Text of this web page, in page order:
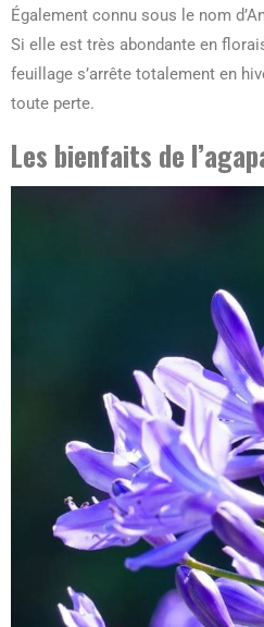
Également connu sous le nom
Si elle est très abondante en
feuillage s’arrête totalement en
toute perte.
Les bienfaits de